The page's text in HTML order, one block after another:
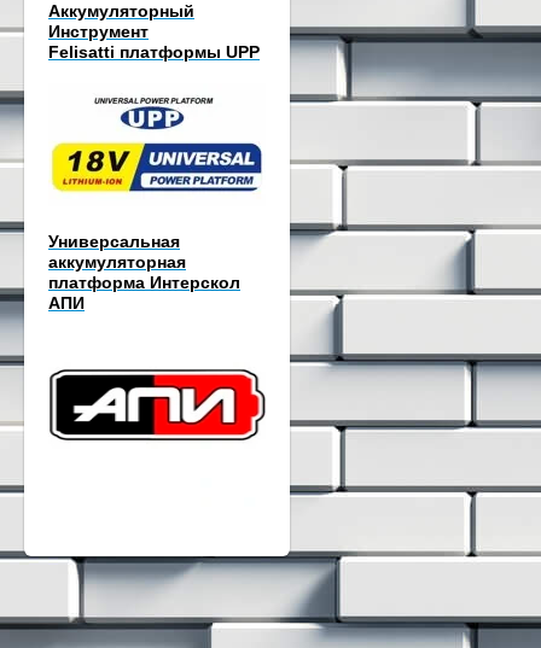
Аккумуляторный
Инструмент
Felisatti платформы UPP
Универсальная
аккумуляторная
платформа Интерскол
АПИ